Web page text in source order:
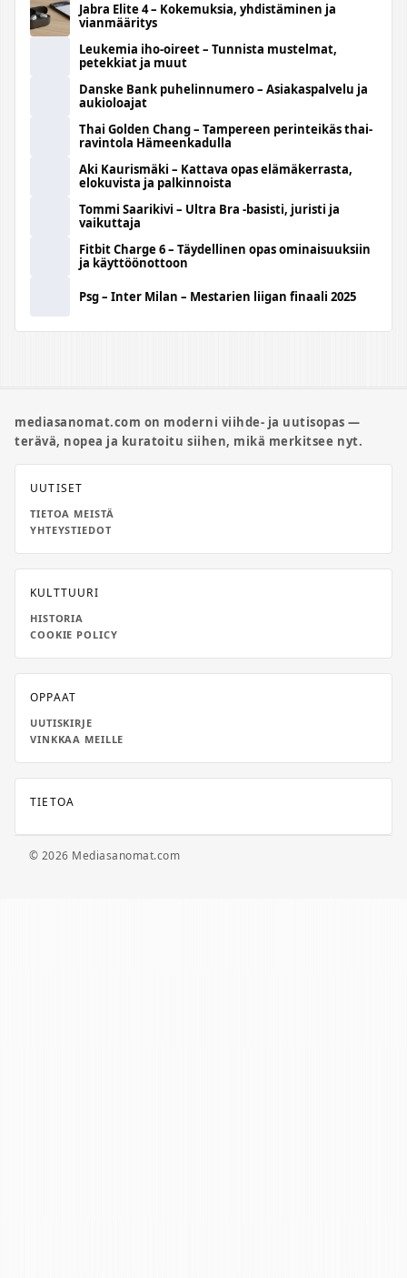
Jabra Elite 4 – Kokemuksia, yhdistäminen ja
vianmääritys
Leukemia iho-oireet – Tunnista mustelmat,
petekkiat ja muut
Danske Bank puhelinnumero – Asiakaspalvelu ja
aukioloajat
Thai Golden Chang – Tampereen perinteikäs thai-
ravintola Hämeenkadulla
Aki Kaurismäki – Kattava opas elämäkerrasta,
elokuvista ja palkinnoista
Tommi Saarikivi – Ultra Bra -basisti, juristi ja
vaikuttaja
Fitbit Charge 6 – Täydellinen opas ominaisuuksiin
ja käyttöönottoon
Psg – Inter Milan – Mestarien liigan finaali 2025
mediasanomat.com on moderni viihde- ja uutisopas —
terävä, nopea ja kuratoitu siihen, mikä merkitsee nyt.
UUTISET
TIETOA MEISTÄ
YHTEYSTIEDOT
KULTTUURI
HISTORIA
COOKIE POLICY
OPPAAT
UUTISKIRJE
VINKKAA MEILLE
TIETOA
© 2026 Mediasanomat.com